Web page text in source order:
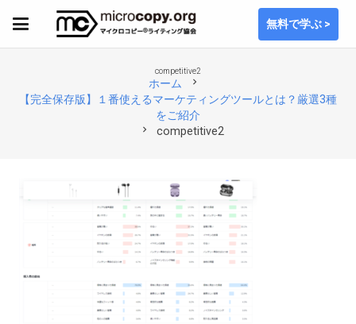
無料で学ぶ >
competitive2
ホーム chevron_right
【完全保存版】１番使えるマーケティングツールとは？厳選3種
をご紹介
chevron_right competitive2